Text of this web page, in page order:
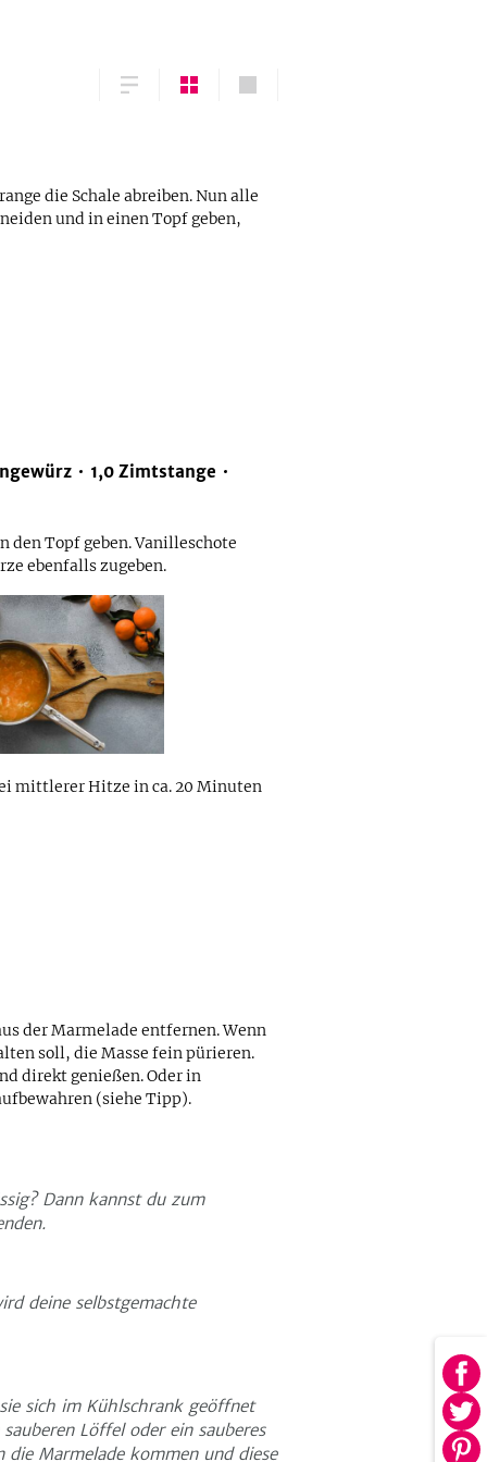
die Schale abreiben. Nun alle
und in einen Topf geben,
1,0 Zimtstange
den Topf geben. Vanilleschote
ebenfalls zugeben.
mittlerer Hitze in ca. 20 Minuten
der Marmelade entfernen. Wenn
soll, die Masse fein pürieren.
direkt genießen. Oder in
(siehe Tipp).
Dann kannst du zum
deine selbstgemachte
sich im Kühlschrank geöffnet
Löffel oder ein sauberes
die Marmelade kommen und diese